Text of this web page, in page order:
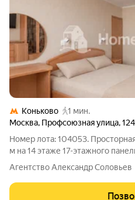
Коньково
1 мин.
Москва, Профсоюзная улица,124
Номер лота: 104053.
м на 14 этаже 17-этажного
видом на тихий двор и
расположена в районе
«Коньково»
Агентство Александр Соловьев